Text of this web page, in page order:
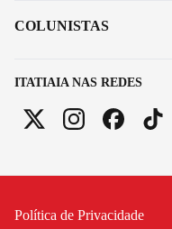
ITATIAIA NAS REDES
COLUNISTAS
Política de Privacidade